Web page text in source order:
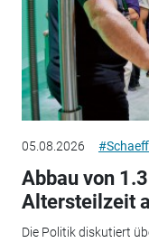
05.08.2026
Abbau von
Altersteilzeit
Die Politik diskutiert